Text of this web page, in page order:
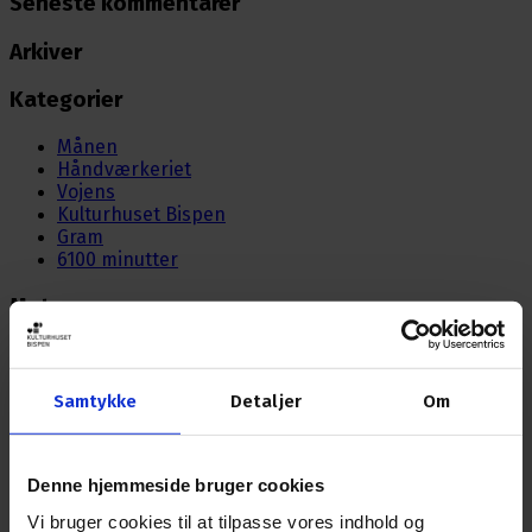
Samtykke Detaljer Om
Denne hjemmeside bruger cookies
Vi bruger cookies til at tilpasse vores indhold og
Arkiver
Kategorier
Månen
Håndværkeriet
Vojens
Kulturhuset Bispen
Gram
6100 minutter
Meta
Indlægsfeed
Kommentarfeed
Nyhedsbrev